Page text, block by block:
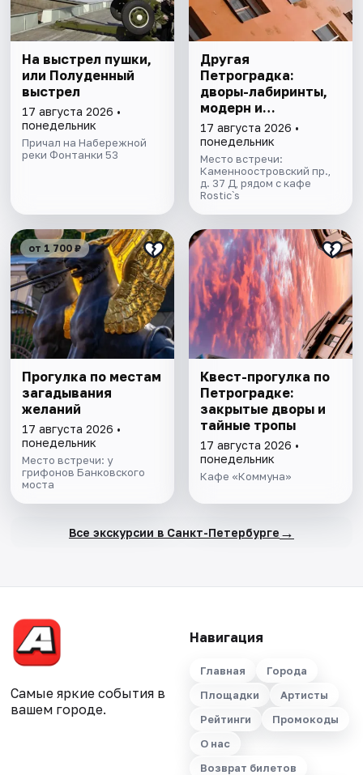
На выстрел пушки,
или Полуденный
выстрел
17 августа 2026 •
понедельник
Причал на Набережной
реки Фонтанки 53
Другая
Петроградка:
дворы-лабиринты,
модерн и
киноистории в мини
группе
17 августа 2026 •
понедельник
Место встречи:
Каменноостровский пр.,
д. 37 Д, рядом с кафе
Rostic`s
от 1 700 ₽
Прогулка по местам
загадывания
желаний
17 августа 2026 •
понедельник
Место встречи: у
грифонов Банковского
моста
Квест-прогулка по
Петроградке:
закрытые дворы и
тайные тропы
17 августа 2026 •
понедельник
Кафе «Коммуна»
Все экскурсии в Санкт-Петербурге →
Самые яркие события в
вашем городе.
Навигация
Главная
Города
Площадки
Артисты
Рейтинги
Промокоды
О нас
Возврат билетов